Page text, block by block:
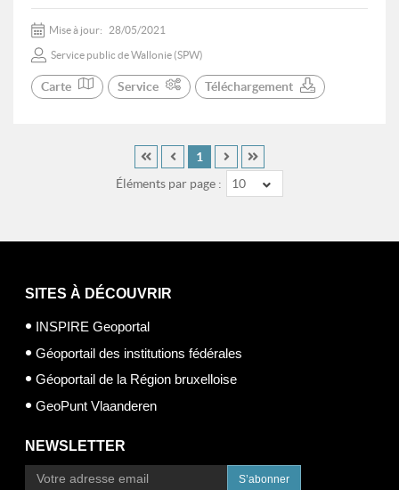
Mise à jour: 28/05/2021
Service public de Wallonie (SPW)
Carte Service Téléchargement
Éléments par page : 10
1
SITES À DÉCOUVRIR
INSPIRE Geoportal
Géoportail des institutions fédérales
Géoportail de la Région bruxelloise
GeoPunt Vlaanderen
NEWSLETTER
S’abonner